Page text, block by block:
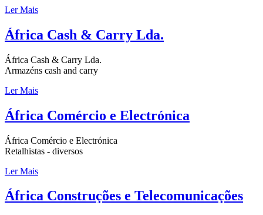
Ler Mais
África Cash & Carry Lda.
África Cash & Carry Lda.
Armazéns cash and carry
Ler Mais
África Comércio e Electrónica
África Comércio e Electrónica
Retalhistas - diversos
Ler Mais
África Construções e Telecomunicações